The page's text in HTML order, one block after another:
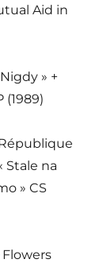
Aid in
» +
(1989)
Stale na
» CS
Flowers